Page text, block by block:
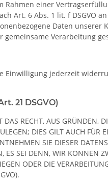
Rahmen einer
Art. 6 Abs. 1 lit. f DSGVO
Daten unserer
Verarbeitung
jederzeit
21 DSGVO)
RECHT, AUS GRÜNDEN,
DIES GILT AUCH FÜR
SIE DIESER
ES SEI DENN, WIR KÖNNEN
ODER DIE